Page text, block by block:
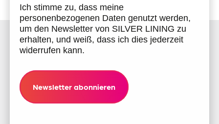
Ich stimme zu, dass meine
personenbezogenen Daten genutzt werden,
um den Newsletter von SILVER LINING zu
erhalten, und weiß, dass ich dies jederzeit
widerrufen kann.
Newsletter abonnieren